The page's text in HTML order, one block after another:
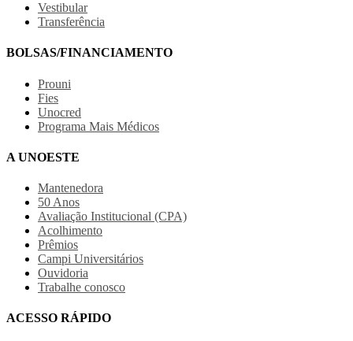
Vestibular
Transferência
BOLSAS/FINANCIAMENTO
Prouni
Fies
Unocred
Programa Mais Médicos
A UNOESTE
Mantenedora
50 Anos
Avaliação Institucional (CPA)
Acolhimento
Prêmios
Campi Universitários
Ouvidoria
Trabalhe conosco
ACESSO RÁPIDO